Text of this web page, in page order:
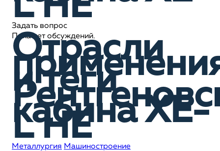
Задать вопрос
Пока нет обсуждений.
Отрасли
и теги
кабина XE-
L HE
Металлургия Машиностроение